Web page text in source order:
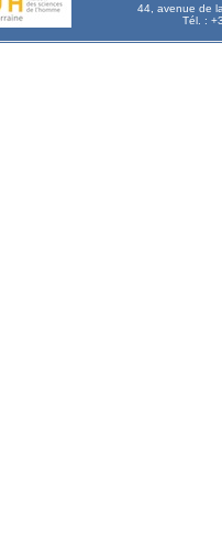
44, avenue de
Tél. :